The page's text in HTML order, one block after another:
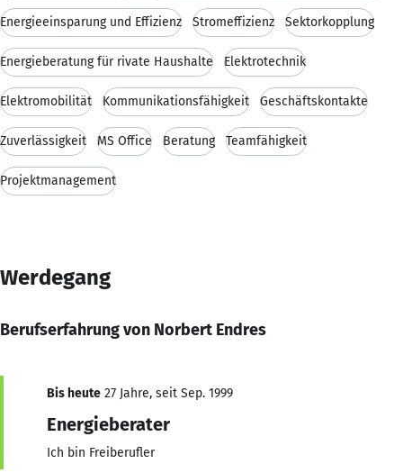
Energieeinsparung und Effizienz Stromeffizienz Sektorkopplung
Energieberatung für rivate Haushalte Elektrotechnik
Elektromobilität Kommunikationsfähigkeit Geschäftskontakte
Zuverlässigkeit MS Office Beratung Teamfähigkeit
Projektmanagement
Werdegang
Berufserfahrung von Norbert Endres
Bis heute 27 Jahre, seit Sep. 1999
Energieberater
Ich bin Freiberufler